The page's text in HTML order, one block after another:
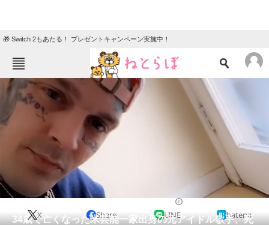
🎁 Switch 2もあたる！ プレゼントキャンペーン実施中！
ねとらぼメニュー
TOP
エンタメ
グルメ
動物
会員記事
34歳で亡くなった米芸能一家出身の元アイドル歌手、死
X Share LINE hatena